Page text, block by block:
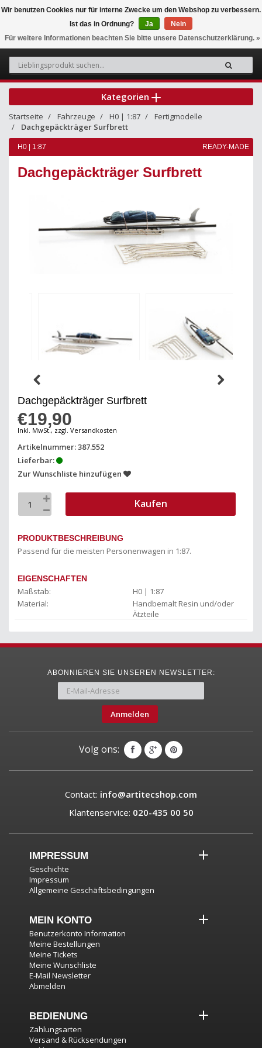
0
Kategorien
Startseite Fahrzeuge H0 | 1:87
Fertigmodelle
Dachgepäckträger Surfbrett
H0 | 1:87 READY-MADE
Dachgepäckträger Surfbrett
Dachgepäckträger Surfbrett
€19,90
Inkl. MwSt., zzgl. Versandkosten
Artikelnummer: 387.552
Lieferbar:
Zur Wunschliste hinzufügen
Kaufen
PRODUKTBESCHREIBUNG
Passend für die meisten Personenwagen in 1:87.
EIGENSCHAFTEN
Maßstab:
H0 | 1:87
Material:
Handbemalt Resin und/oder
Ätzteile
ABONNIEREN SIE UNSEREN NEWSLETTER:
Anmelden
Volg ons:
Contact: info@artitecshop.com
Klantenservice: 020-435 00 50
IMPRESSUM
Geschichte
Impressum
Allgemeine Geschäftsbedingungen
MEIN KONTO
Benutzerkonto Information
Meine Bestellungen
Meine Tickets
Meine Wunschliste
E-Mail Newsletter
Abmelden
BEDIENUNG
Zahlungsarten
Versand & Rücksendungen
Wir benutzen Cookies nur für interne Zwecke um den Webshop zu verbessern.
Ist das in Ordnung?
Ja
Nein
Für weitere Informationen beachten Sie bitte unsere Datenschutzerklärung. »